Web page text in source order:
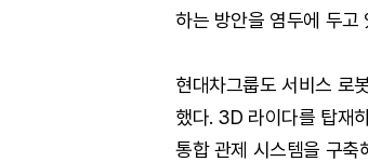
하는 방안을 염두에 두고
현대차그룹도 서비스 로
했다. 3D 라이다를 탑재
통합 관제 시스템을 구축